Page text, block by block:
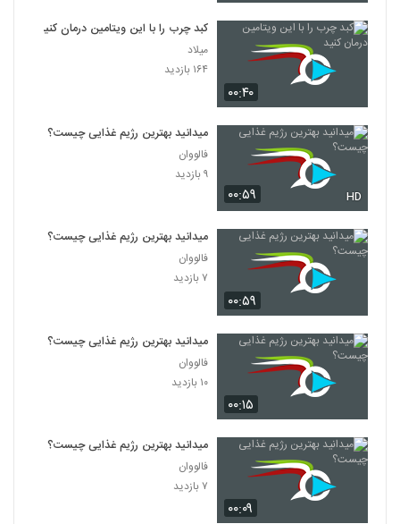
۰۰:۴۰
کبد چرب را با این ویتامین درمان کنید
میلاد
۱۶۴ بازدید
۰۰:۵۹ HD
میدانید بهترین رژیم غذایی چیست؟
فالووان
۹ بازدید
۰۰:۵۹
میدانید بهترین رژیم غذایی چیست؟
فالووان
۷ بازدید
۰۰:۱۵
میدانید بهترین رژیم غذایی چیست؟
فالووان
۱۰ بازدید
۰۰:۰۹
میدانید بهترین رژیم غذایی چیست؟
فالووان
۷ بازدید